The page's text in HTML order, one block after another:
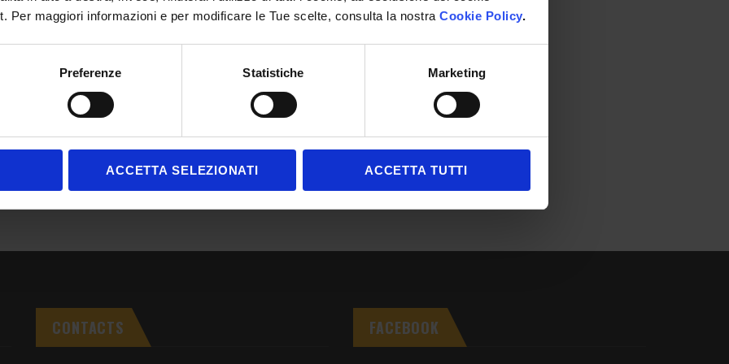
Per maggiori informazioni e per modificare le Tue scelte, consulta la nostra Cookie Policy.
Preferenze Statistiche Marketing
ACCETTA SELEZIONATI ACCETTA TUTTI
New Year’s Day.
that the company will be closed from December 31st to
Share:
CONTACTS FACEBOOK